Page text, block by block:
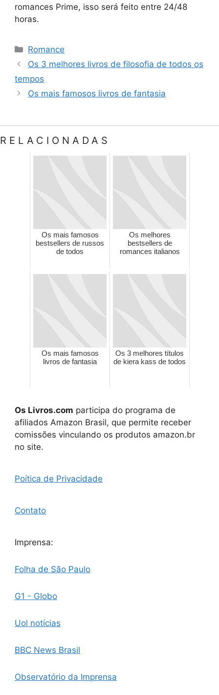
romances Prime, isso será feito entre 24/48
horas.
Categorias
Romance
Os 3 melhores livros de filosofia de todos os
tempos
Os mais famosos livros de fantasia
RELACIONADAS
Os mais famosos
bestsellers de russos
de todos
Os melhores
bestsellers de
romances italianos
Os mais famosos
livros de fantasia
Os 3 melhores títulos
de kiera kass de todos
Os Livros.com participa do programa de
afiliados Amazon Brasil, que permite receber
comissões vinculando os produtos amazon.br
no site.
Poítica de Privacidade
Contato
Imprensa:
Folha de São Paulo
G1 - Globo
Uol notícias
BBC News Brasil
Observatório da Imprensa